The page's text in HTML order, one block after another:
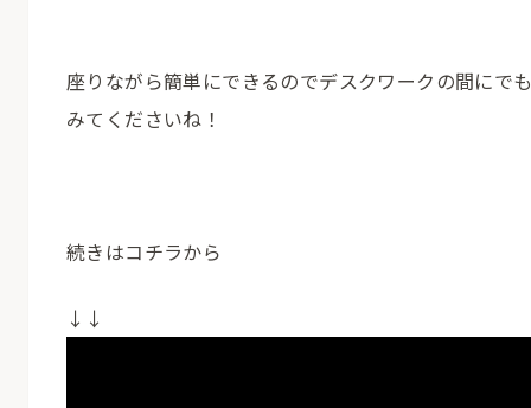
座りながら簡単にできるのでデスクワークの間にで
みてくださいね！
続きはコチラから
↓↓